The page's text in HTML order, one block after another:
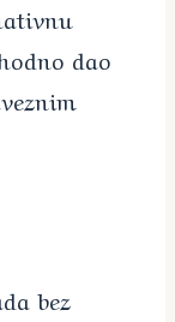
dao
bez